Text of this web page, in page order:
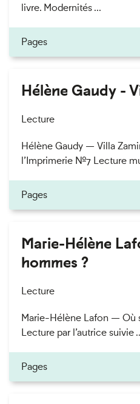
livre. Modernités ...
Pages
Hélène Gaudy -
Lecture
Hélène Gaudy — Villa
l’Imprimerie n°7 Lecture
Pages
Marie-Hélène
hommes ?
Lecture
Marie-Hélène Lafon — Où
Lecture par l’autrice suivie
Pages